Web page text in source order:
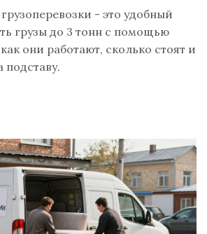
- это удобный
грузы до 3 тонн с помощью
они работают, сколько стоят и
подставу.